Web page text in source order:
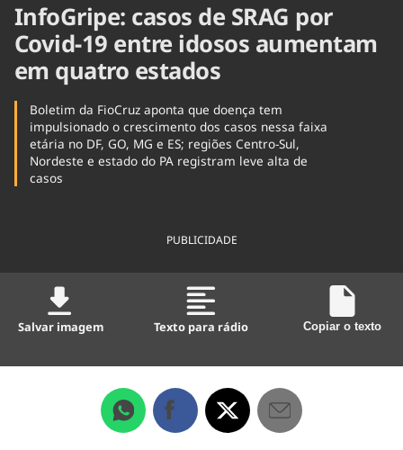
InfoGripe: casos de SRAG por
Covid-19 entre idosos aumentam
em quatro estados
Boletim da FioCruz aponta que doença tem
impulsionado o crescimento dos casos nessa faixa
etária no DF, GO, MG e ES; regiões Centro-Sul,
Nordeste e estado do PA registram leve alta de
casos
PUBLICIDADE
Salvar imagem Texto para rádio Copiar o texto